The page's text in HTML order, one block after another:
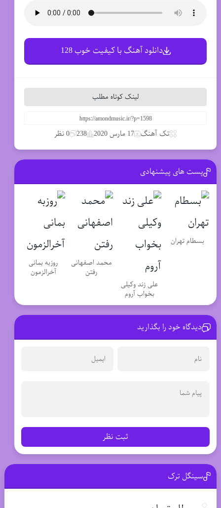
دانلود آهنگ با کیفیت خوب 128
لینک کوتاه مطلب
تک آهنگ 17 مارس 2020 238 0 نظر
پست های پیشنهادی
بسطام تهران
علی زند وکیلی
بخواب آروم
محمد اصفهانی
رفتن
روزبه بمانی
آخرالزمون
دیدگاه خود را بگذارید
ثبت نظر
سینگل ترک